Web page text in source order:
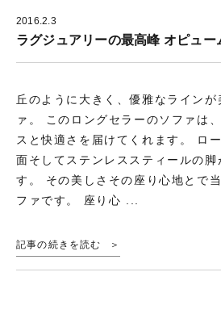
2016.2.3
ラグジュアリーの最高峰 オピュー
丘のように大きく、優雅なライン
ァ。 このロングセラーのソファは
スと快適さを届けてくれます。 ロ
面そしてステンレススティールの脚
す。 その美しさその座り心地とで
ファです。 座り心 ...
記事の続きを読む